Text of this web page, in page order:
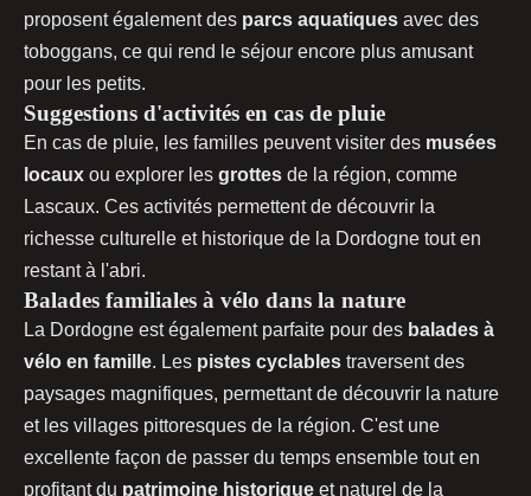
proposent également des parcs aquatiques avec des
toboggans, ce qui rend le séjour encore plus amusant
pour les petits.
Suggestions d'activités en cas de pluie
En cas de pluie, les familles peuvent visiter des musées
locaux ou explorer les grottes de la région, comme
Lascaux. Ces activités permettent de découvrir la
richesse culturelle et historique de la Dordogne tout en
restant à l'abri.
Balades familiales à vélo dans la nature
La Dordogne est également parfaite pour des balades à
vélo en famille. Les pistes cyclables traversent des
paysages magnifiques, permettant de découvrir la nature
et les villages pittoresques de la région. C'est une
excellente façon de passer du temps ensemble tout en
profitant du patrimoine historique et naturel de la